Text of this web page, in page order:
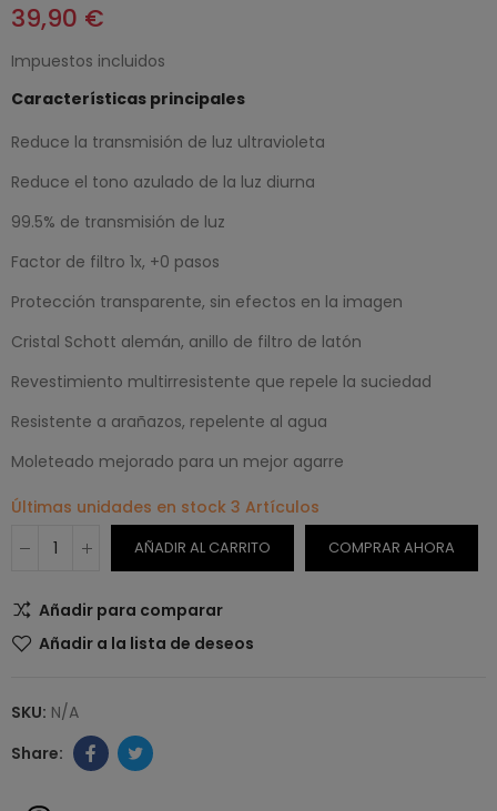
39,90 €
Impuestos incluidos
Características principales
Reduce la transmisión de luz ultravioleta
Reduce el tono azulado de la luz diurna
99.5% de transmisión de luz
Factor de filtro 1x, +0 pasos
Protección transparente, sin efectos en la imagen
Cristal Schott alemán, anillo de filtro de latón
Revestimiento multirresistente que repele la suciedad
Resistente a arañazos, repelente al agua
Moleteado mejorado para un mejor agarre
Últimas unidades en stock 3 Artículos
AÑADIR AL CARRITO COMPRAR AHORA
Añadir para comparar
Añadir a la lista de deseos
SKU: N/A